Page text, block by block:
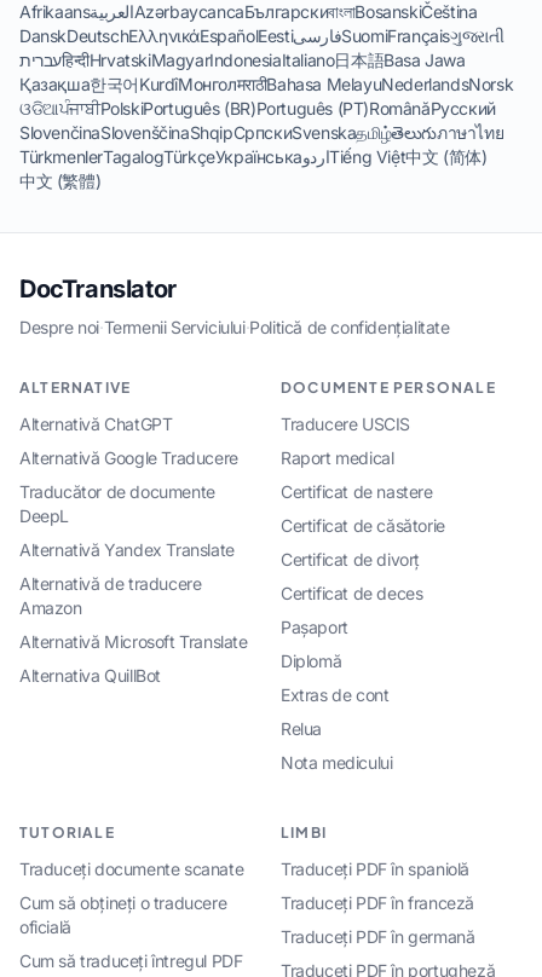
AfrikaansالعربيةAzərbaycancaБългарскиবাংলাBosanskiČeština
DanskDeutschΕλληνικάEspañolEestiفارسیSuomiFrançaisગુજરાતી
עבריתहिन्दीHrvatskiMagyarIndonesiaItaliano日本語Basa Jawa
Қазақша한국어KurdîМонголमराठीBahasa MelayuNederlandsNorsk
ଓଡିଆਪੰਜਾਬੀPolskiPortuguês (BR)Português (PT)RomânăРусский
SlovenčinaSlovenščinaShqipСрпскиSvenskaதமிழ்తెలుగుภาษาไทย
TürkmenlerTagalogTürkçeУкраїнськаاردوTiếng Việt中文 (简体)
中文 (繁體)
DocTranslator
Despre noi·Termenii Serviciului·Politică de confidențialitate
ALTERNATIVE
Alternativă ChatGPT
Alternativă Google Traducere
Traducător de documente
DeepL
Alternativă Yandex Translate
Alternativă de traducere
Amazon
Alternativă Microsoft Translate
Alternativa QuillBot
DOCUMENTE PERSONALE
Traducere USCIS
Raport medical
Certificat de nastere
Certificat de căsătorie
Certificat de divorț
Certificat de deces
Pașaport
Diplomă
Extras de cont
Relua
Nota medicului
TUTORIALE
Traduceți documente scanate
Cum să obțineți o traducere
oficială
Cum să traduceți întregul PDF
LIMBI
Traduceți PDF în spaniolă
Traduceți PDF în franceză
Traduceți PDF în germană
Traduceți PDF în portugheză